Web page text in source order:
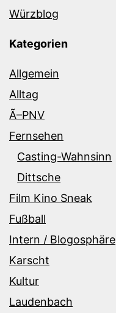
Würzblog
Kategorien
Allgemein
Alltag
Ã–PNV
Fernsehen
Casting-Wahnsinn
Dittsche
Film Kino Sneak
Fußball
Intern / Blogosphäre
Karscht
Kultur
Laudenbach